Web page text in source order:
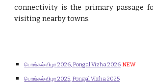
connectivity is the primary passage
visiting nearby towns.
பொங்கல் விழா 2026, Pongal Vizha 2026 NEW
பொங்கல் விழா 2025, Pongal Vizha 2025